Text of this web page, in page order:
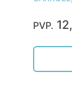
PVP.